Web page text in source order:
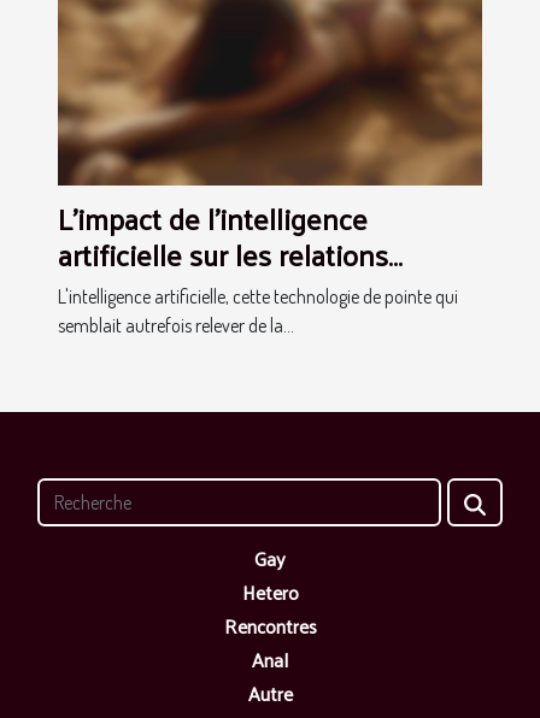
L'impact de l'intelligence
artificielle sur les relations
modernes et comment elle
transforme les rencontres en
L'intelligence artificielle, cette technologie de pointe qui
semblait autrefois relever de la...
Gay
Hetero
Rencontres
Anal
Autre